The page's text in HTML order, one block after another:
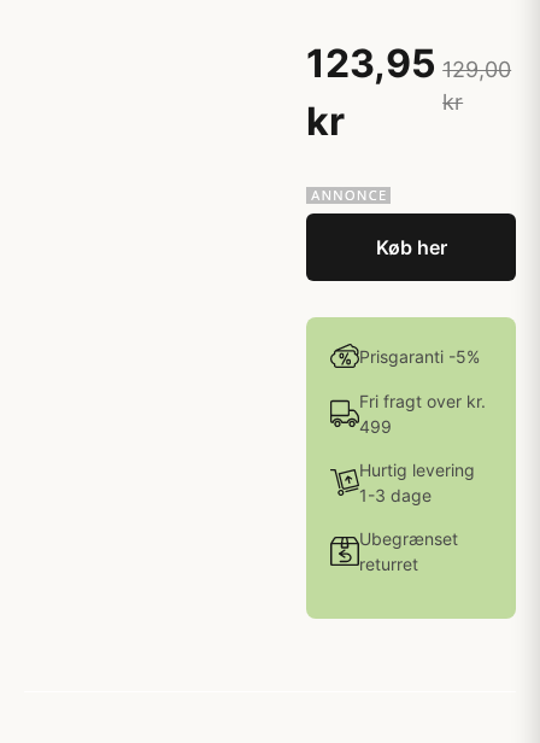
123,95
kr
129,00
kr
Køb her
Prisgaranti -5%
Fri fragt over kr.
499
Hurtig levering
1-3 dage
Ubegrænset
returret